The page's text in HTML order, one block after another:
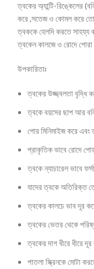
ত্বকের অ্যান্টি-রিঙ্কেলের
করে ,সতেজ ও কোমল করে
ত্বককে হেলদি করতে সাহয্য
ত্বকেন কালজে ও রোদে পোরা
উপকারিতাঃ
ত্বকের উজ্জ্বলতা বৃদ্ধি
ত্বকে বয়সের ছাপ আর
পোর মিনিমাইজ করে
প্রাকৃতিক ভাবে রোদে
ত্বকে ন্যাচারেল ভাবে
যাদের ত্বকে অতিরিক্ত
ত্বকের কালচে ভাব দূর
ত্বকের ভেতর থেকে
ত্বকের দাগ ধীরে ধীরে
পাতলা ‌স্ক্রিনকে মোটা